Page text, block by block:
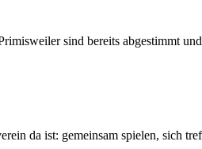
sind bereits abgestimmt
da ist: gemeinsam spielen, sich